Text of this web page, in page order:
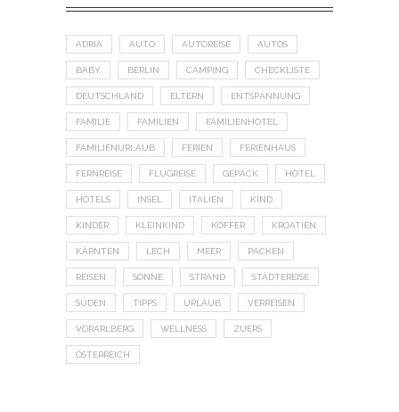
ADRIA AUTO AUTOREISE AUTOS
BABY BERLIN CAMPING CHECKLISTE
DEUTSCHLAND ELTERN ENTSPANNUNG
FAMILIE FAMILIEN FAMILIENHOTEL
FAMILIENURLAUB FERIEN FERIENHAUS
FERNREISE FLUGREISE GEPÄCK HOTEL
HOTELS INSEL ITALIEN KIND
KINDER KLEINKIND KOFFER KROATIEN
KÄRNTEN LECH MEER PACKEN
REISEN SONNE STRAND STÄDTEREISE
SÜDEN TIPPS URLAUB VERREISEN
VORARLBERG WELLNESS ZUERS
ÖSTERREICH